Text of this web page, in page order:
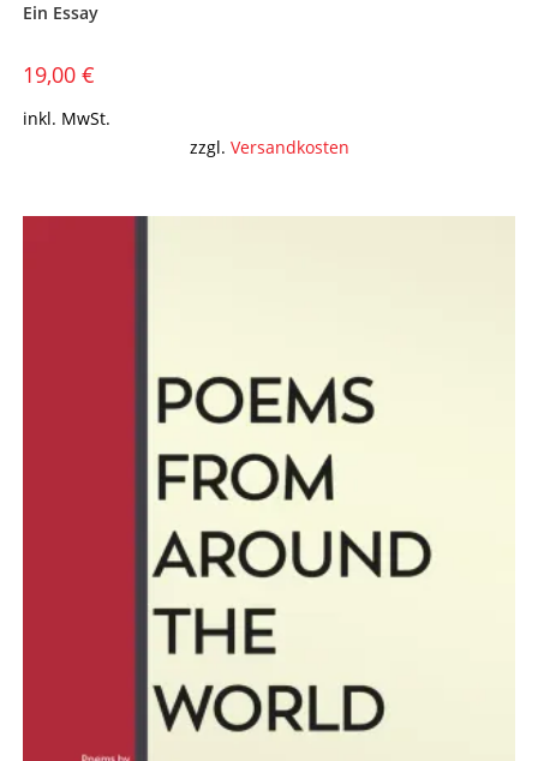
Ein Essay
19,00 €
inkl. MwSt.
zzgl. Versandkosten